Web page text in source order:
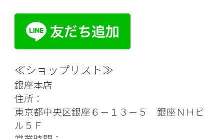
≪ショップリスト≫
銀座本店
住所：
東京都中央区銀座６－１３－５ 銀座ＮＨビ
ル５Ｆ